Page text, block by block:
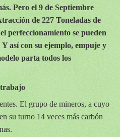
Pero el 9 de Septiembre
de 227 Toneladas de
perfeccionamiento se pueden
así con su ejemplo, empuje y
parta todos los
El grupo de mineros, a cuyo
su turno 14 veces más carbón